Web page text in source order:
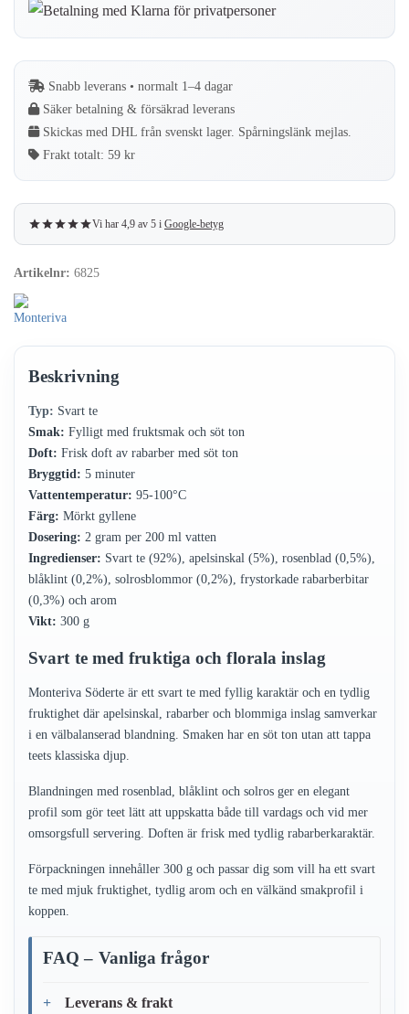
och
fyllig
fruktsmak
300
gram
mängd
Snabb leverans • normalt 1–4 dagar
Säker betalning & försäkrad leverans
Skickas med DHL från svenskt lager. Spårningslänk mejlas.
Frakt totalt: 59 kr
Vi har 4,9 av 5 i Google-betyg
Artikelnr: 6825
Beskrivning
Typ: Svart te
Smak: Fylligt med fruktsmak och söt ton
Doft: Frisk doft av rabarber med söt ton
Bryggtid: 5 minuter
Vattentemperatur: 95-100°C
Färg: Mörkt gyllene
Dosering: 2 gram per 200 ml vatten
Ingredienser: Svart te (92%), apelsinskal (5%), rosenblad (0,5%),
blåklint (0,2%), solrosblommor (0,2%), frystorkade rabarberbitar
(0,3%) och arom
Vikt: 300 g
Svart te med fruktiga och florala inslag
Monteriva Söderte är ett svart te med fyllig karaktär och en tydlig
fruktighet där apelsinskal, rabarber och blommiga inslag samverkar
i en välbalanserad blandning. Smaken har en söt ton utan att tappa
teets klassiska djup.
Blandningen med rosenblad, blåklint och solros ger en elegant
profil som gör teet lätt att uppskatta både till vardags och vid mer
omsorgsfull servering. Doften är frisk med tydlig rabarberkaraktär.
Förpackningen innehåller 300 g och passar dig som vill ha ett svart
te med mjuk fruktighet, tydlig arom och en välkänd smakprofil i
koppen.
FAQ – Vanliga frågor
Leverans & frakt